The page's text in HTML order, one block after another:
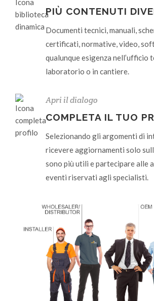
PIÙ CONTENUTI
Documenti tecnici, manuali,
certificati, normative, video,
qualunque esigenza nell’ufficio
laboratorio o in cantiere.
Apri il dialogo
COMPLETA IL TUO
Selezionando gli argomenti di
ricevere aggiornamenti solo
sono più utili e partecipare alle
eventi riservati agli specialisti.